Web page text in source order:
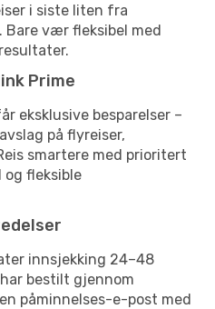
i siste liten fra
vær fleksibel med
Prime
eksklusive besparelser –
på flyreiser,
smartere med prioritert
fleksible
innsjekking 24–48
bestilt gjennom
påminnelses-e-post med